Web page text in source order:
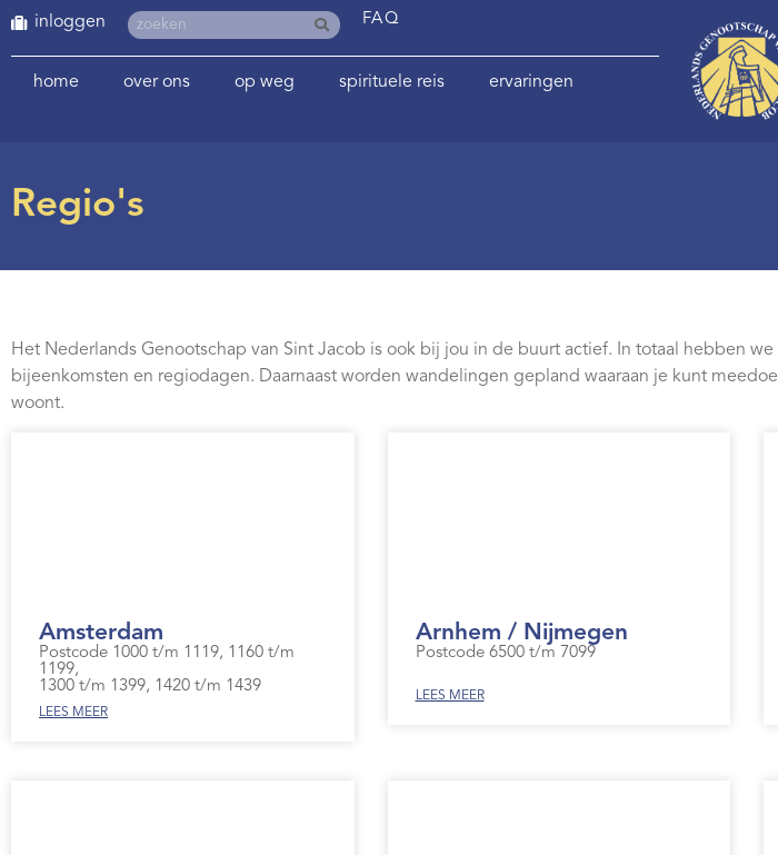
inloggen FAQ
home over ons op weg spirituele reis ervaringen
Regio's
Het Nederlands Genootschap van Sint Jacob is ook bij jou in de buurt actief. In totaal hebben
bijeenkomsten en regiodagen. Daarnaast worden wandelingen gepland waaraan je kunt
woont.
Amsterdam
Postcode 1000 t/m 1119, 1160 t/m
1199,
1300 t/m 1399, 1420 t/m 1439
LEES MEER
Arnhem / Nijmegen
Postcode 6500 t/m 7099
LEES MEER